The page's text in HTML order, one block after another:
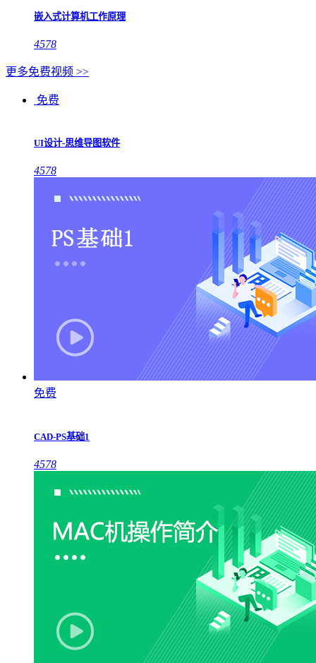
嵌入式计算机工作原理
4578
更多免费视频 >>
免费
UI设计-思维导图软件
4578
免费
CAD-PS基础1
4578